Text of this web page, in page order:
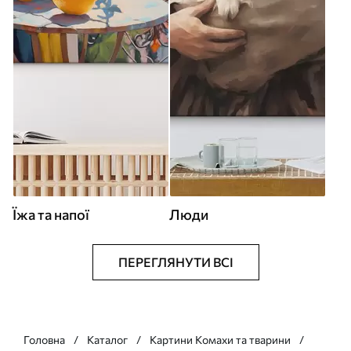
Їжа та напої Люди
ПЕРЕГЛЯНУТИ ВСІ
Головна Каталог
Картини Комахи та тварини